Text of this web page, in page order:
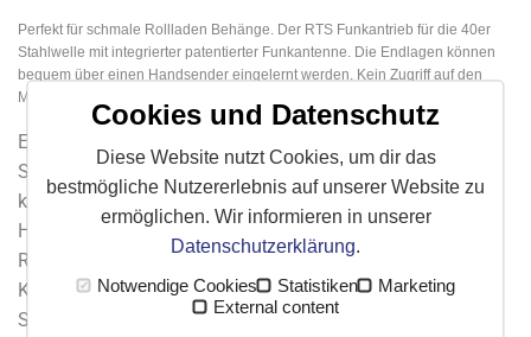
Perfekt für schmale Rollladen Behänge. Der RTS Funkantrieb für die 40er
Stahlwelle mit integrierter patentierter Funkantenne. Die Endlagen können
bequem über einen Handsender eingelernt werden. Kein Zugriff auf den
Motorkopf erforderlich.
Eine frei wählbare Zwischenposition für den Licht- und
Sichtschutz kann eingelernt werden. Die Zwischenposition
kann manuell durch Drücken der Stopp / "my"-Taste am
Hand- oder Wandsender oder automatisch durch einen
RTS-Sonnensensor angefahren werden.
Kompatibel mit den Funksensoren Soliris Sensor RTS,
Sunis WireFree RTS, Eolis Sensor RTS, Sunis Indoor
Cookies und Datenschutz
Diese Website nutzt Cookies, um dir das
bestmögliche Nutzererlebnis auf unserer Website zu
ermöglichen. Wir informieren in unserer
Datenschutzerklärung
Notwendige Cookies
Statistiken
Marketing
External content